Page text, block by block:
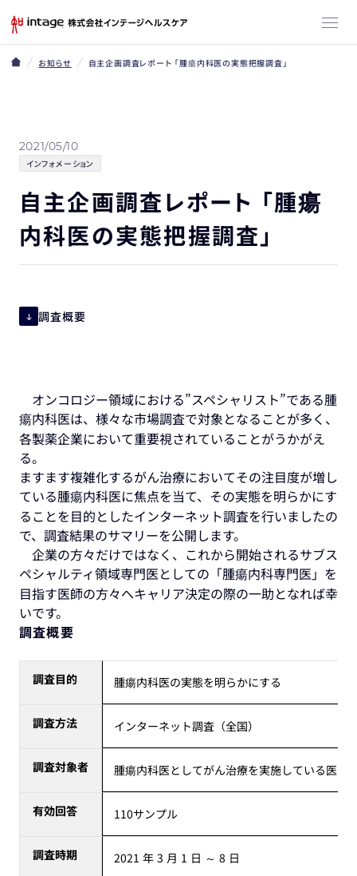
お知らせ 自主企画調査レポート 「腫瘍内科医の実態把握調査」
2021/05/10
インフォメーション
自主企画調査レポート 「腫瘍
内科医の実態把握調査」
調査概要
オンコロジー領域における”スペシャリスト”である腫
瘍内科医は、様々な市場調査で対象となることが多く、
各製薬企業において重要視されていることがうかがえ
る。
ますます複雑化するがん治療においてその注目度が増し
ている腫瘍内科医に焦点を当て、その実態を明らかにす
ることを目的としたインターネット調査を行いましたの
で、調査結果のサマリーを公開します。
企業の方々だけではなく、これから開始されるサブス
ペシャルティ領域専門医としての「腫瘍内科専門医」を
目指す医師の方々へキャリア決定の際の一助となれば幸
いです。
調査概要
調査目的 腫瘍内科医の実態を明らかにする
調査方法 インターネット調査（全国）
調査対象者 腫瘍内科医としてがん治療を実施している医師
有効回答 110サンプル
調査時期 2021 年 3 月 1 日 ～ 8 日